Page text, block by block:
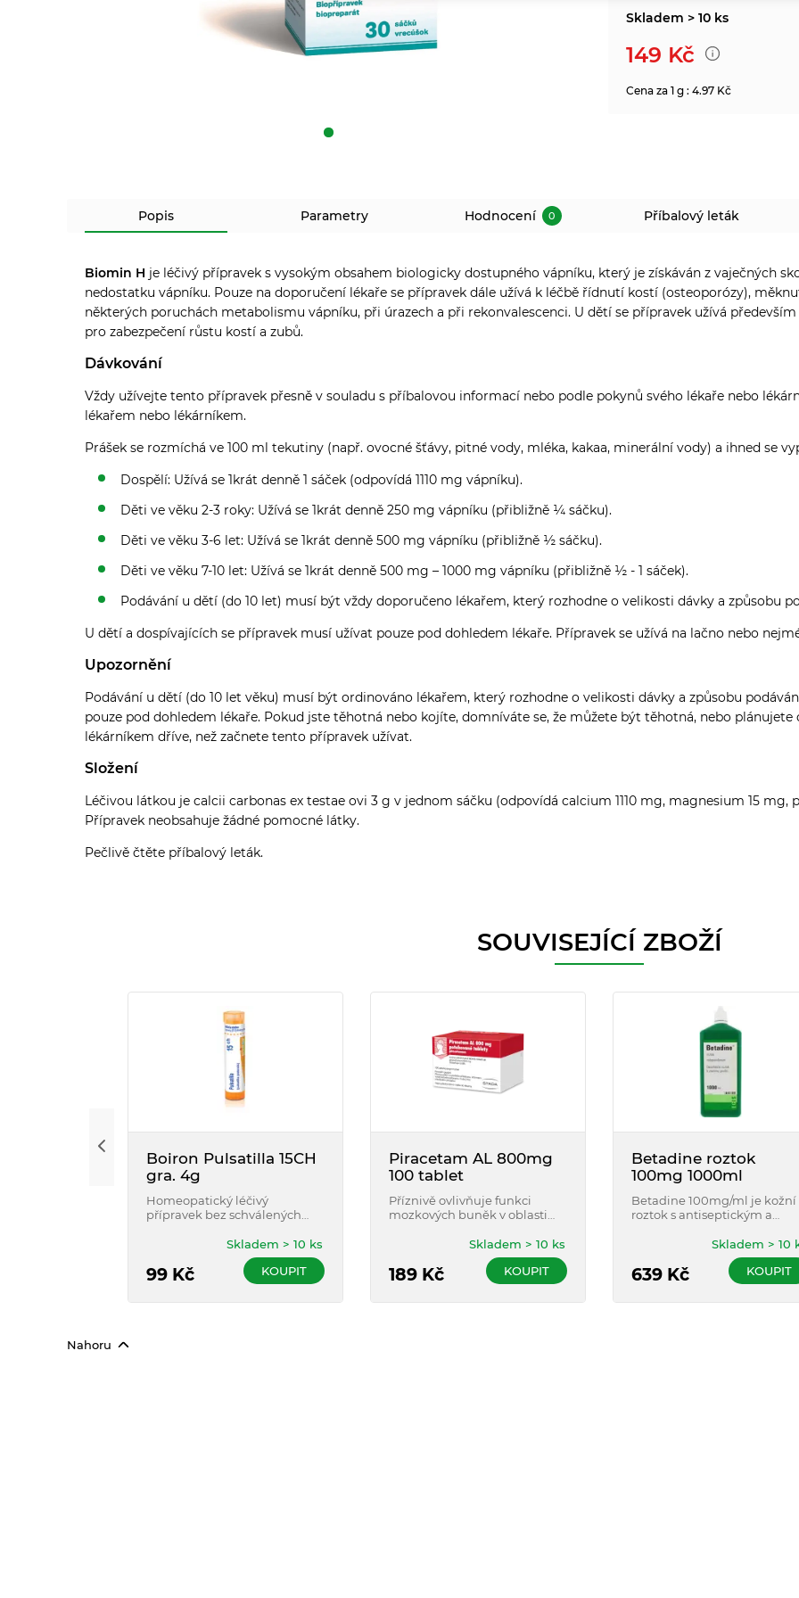
Skladem > 10 ks
149 Kč
Cena za 1 g : 4.97 Kč
Popis Parametry Hodnocení 0 Příbalový leták
Biomin H je léčivý přípravek s vysokým obsahem biologicky dostupného vápníku, který je získáván z vaječných
nedostatku vápníku. Pouze na doporučení lékaře se přípravek dále užívá k léčbě řídnutí kostí (osteoporózy),
některých poruchách metabolismu vápníku, při úrazech a při rekonvalescenci. U dětí se přípravek užívá
pro zabezpečení růstu kostí a zubů.
Dávkování
Vždy užívejte tento přípravek přesně v souladu s příbalovou informací nebo podle pokynů svého lékaře nebo
lékařem nebo lékárníkem.
Prášek se rozmíchá ve 100 ml tekutiny (např. ovocné šťávy, pitné vody, mléka, kakaa, minerální vody) a ihned se
Dospělí: Užívá se 1krát denně 1 sáček (odpovídá 1110 mg vápníku).
Děti ve věku 2-3 roky: Užívá se 1krát denně 250 mg vápníku (přibližně ¼ sáčku).
Děti ve věku 3-6 let: Užívá se 1krát denně 500 mg vápníku (přibližně ½ sáčku).
Děti ve věku 7-10 let: Užívá se 1krát denně 500 mg – 1000 mg vápníku (přibližně ½ - 1 sáček).
Podávání u dětí (do 10 let) musí být vždy doporučeno lékařem, který rozhodne o velikosti dávky a způsobu
U dětí a dospívajících se přípravek musí užívat pouze pod dohledem lékaře. Přípravek se užívá na lačno nebo
Upozornění
Podávání u dětí (do 10 let věku) musí být ordinováno lékařem, který rozhodne o velikosti dávky a způsobu
pouze pod dohledem lékaře. Pokud jste těhotná nebo kojíte, domníváte se, že můžete být těhotná, nebo
lékárníkem dříve, než začnete tento přípravek užívat.
Složení
Léčivou látkou je calcii carbonas ex testae ovi 3 g v jednom sáčku (odpovídá calcium 1110 mg, magnesium 15 mg,
Přípravek neobsahuje žádné pomocné látky.
Pečlivě čtěte příbalový leták.
SOUVISEJÍCÍ ZBOŽÍ
Boiron Pulsatilla 15CH
gra. 4g
Homeopatický léčivý
přípravek bez schválených
99Kč
Skladem > 10 ks
KOUPIT
Piracetam AL 800mg
100 tablet
Příznivě ovlivňuje funkci
mozkových buněk v oblasti
189Kč
Skladem > 10 ks
KOUPIT
Betadine roztok
100mg 1000ml
Betadine 100mg/ml je kožní
roztok s antiseptickým a
Účinkuje proti bakteriím,
virům, plísním a prvokům.
639Kč
Skladem > 10
KOUPIT
Nahoru